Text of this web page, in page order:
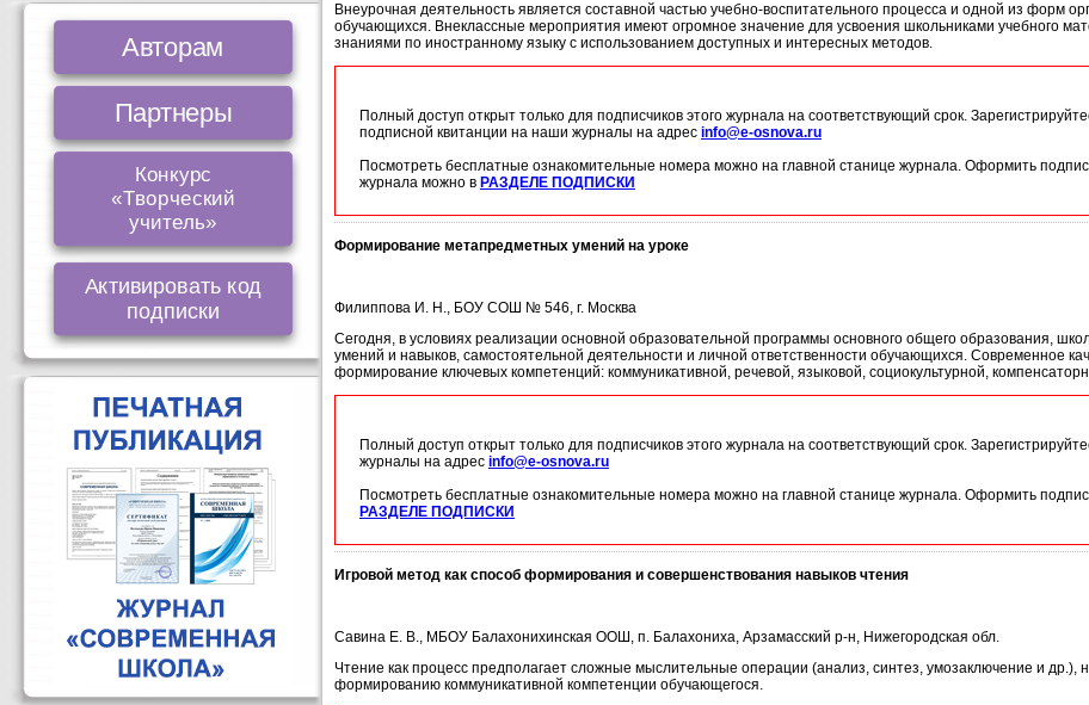
Внеурочная деятельность является составной частью учебно-воспитательного процесса и одной из форм
обучающихся. Внеклассные мероприятия имеют огромное значение для усвоения школьниками учебного
знаниями по иностранному языку с использованием доступных и интересных методов.
Полный доступ открыт только для подписчиков этого журнала на соответствующий срок.
подписной квитанции на наши журналы на адрес info@e-osnova.ru
Посмотреть бесплатные ознакомительные номера можно на главной станице журнала. Оформить
журнала можно в РАЗДЕЛЕ ПОДПИСКИ
Формирование метапредметных умений на уроке
Филиппова И. Н., БОУ СОШ № 546, г. Москва
Сегодня, в условиях реализации основной образовательной программы основного общего образования,
умений и навыков, самостоятельной деятельности и личной ответственности обучающихся. Современное
формирование ключевых компетенций: коммуникативной, речевой, языковой, социокультурной,
Полный доступ открыт только для подписчиков этого журнала на соответствующий срок.
журналы на адрес info@e-osnova.ru
Посмотреть бесплатные ознакомительные номера можно на главной станице журнала. Оформить
РАЗДЕЛЕ ПОДПИСКИ
Игровой метод как способ формирования и совершенствования навыков чтения
Савина Е. В., МБОУ Балахонихинская ООШ, п. Балахониха, Арзамасский р-н, Нижегородская обл.
Чтение как процесс предполагает сложные мыслительные операции (анализ, синтез, умозаключение и др.),
формированию коммуникативной компетенции обучающегося.
Авторам
Партнеры
Конкурс
«Творческий
учитель»
Активировать код
подписки